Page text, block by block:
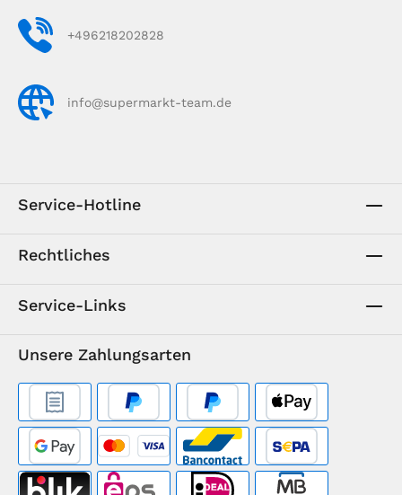
+496218202828
info@supermarkt-team.de
Service-Hotline
Rechtliches
Service-Links
Unsere Zahlungsarten